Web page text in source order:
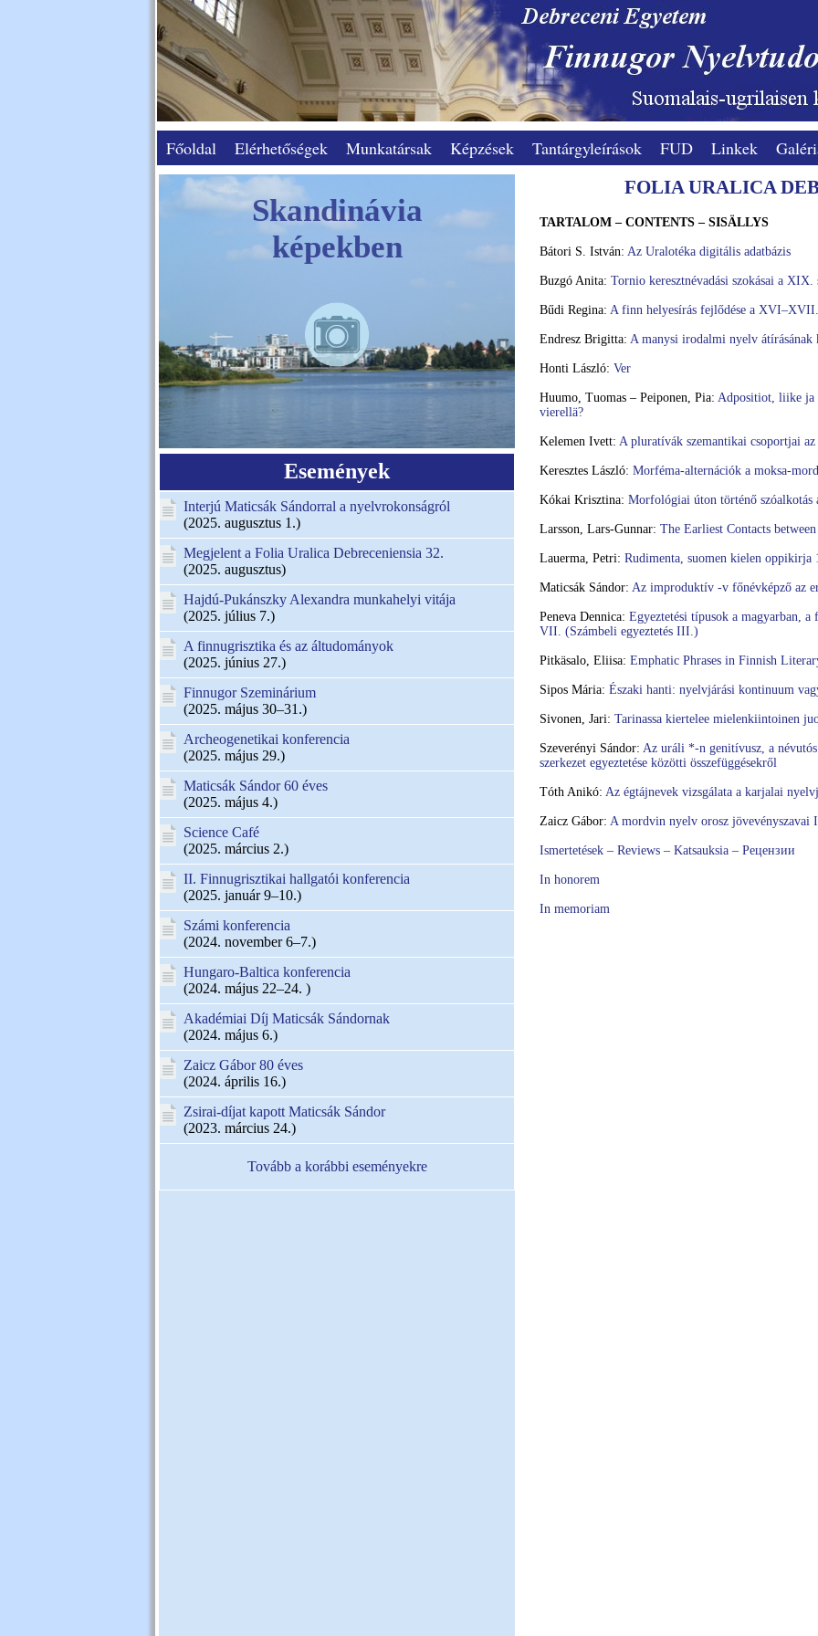
Főoldal Elérhetőségek Munkatársak Képzések Tantárgyleírások FUD Linkek
Skandinávia
képekben
Események
Interjú Maticsák Sándorral a nyelvrokonságról
(2025. augusztus 1.)
Megjelent a Folia Uralica Debreceniensia 32.
(2025. augusztus)
Hajdú-Pukánszky Alexandra munkahelyi vitája
(2025. július 7.)
A finnugrisztika és az áltudományok
(2025. június 27.)
Finnugor Szeminárium
(2025. május 30–31.)
Archeogenetikai konferencia
(2025. május 29.)
Maticsák Sándor 60 éves
(2025. május 4.)
Science Café
(2025. március 2.)
II. Finnugrisztikai hallgatói konferencia
(2025. január 9–10.)
Számi konferencia
(2024. november 6–7.)
Hungaro-Baltica konferencia
(2024. május 22–24. )
Akadémiai Díj Maticsák Sándornak
(2024. május 6.)
Zaicz Gábor 80 éves
(2024. április 16.)
Zsirai-díjat kapott Maticsák Sándor
(2023. március 24.)
Tovább a korábbi eseményekre
FOLIA URALICA
TARTALOM – CONTENTS – SISÄLLYS
Bátori S. István: Az Uralotéka digitális adatbázis
Buzgó Anita: Tornio keresztnévadási szokásai a XIX.
Bűdi Regina: A finn helyesírás fejlődése a XVI–XVII.
Endresz Brigitta: A manysi irodalmi nyelv átírásának
Honti László: Ver
Huumo, Tuomas – Peiponen, Pia: Adpositiot, liike ja
vierellä?
Kelemen Ivett: A pluratívák szemantikai csoportjai az
Keresztes László: Morféma-alternációk a moksa-
Kókai Krisztina: Morfológiai úton történő szóalkotás
Larsson, Lars-Gunnar: The Earliest Contacts
Lauerma, Petri: Rudimenta, suomen kielen oppikirja
Maticsák Sándor: Az improduktív -v főnévképző az
Peneva Dennica: Egyeztetési típusok a magyarban, a
VII. (Számbeli egyeztetés III.)
Pitkäsalo, Eliisa: Emphatic Phrases in Finnish
Sipos Mária: Északi hanti: nyelvjárási kontinuum
Sivonen, Jari: Tarinassa kiertelee mielenkiintoinen
Szeverényi Sándor: Az uráli *-n genitívusz, a
szerkezet egyeztetése közötti összefüggésekről
Tóth Anikó: Az égtájnevek vizsgálata a karjalai
Zaicz Gábor: A mordvin nyelv orosz jövevényszavai
Ismertetések – Reviews – Katsauksia – Рецензии
In honorem
In memoriam